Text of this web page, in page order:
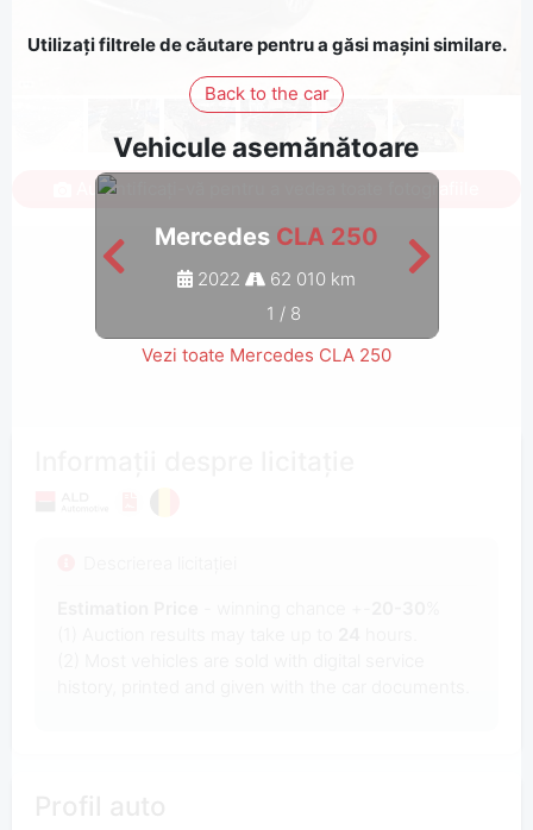
Utilizați filtrele de căutare pentru a găsi mașini similare.
Back to the car
Vehicule asemănătoare
Mercedes CLA 250
2022 62 010 km
1 / 8
Vezi toate Mercedes CLA 250
Autentificați-vă pentru a vedea toate fotografiile